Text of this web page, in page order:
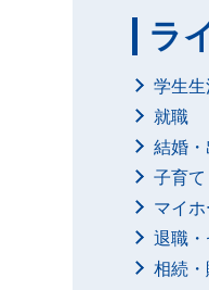
ラ
学生生
就職
結婚
子育て
マイホ
退職・
相続